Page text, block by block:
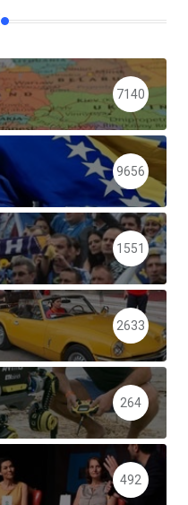
7140
9656
1551
2633
264
492